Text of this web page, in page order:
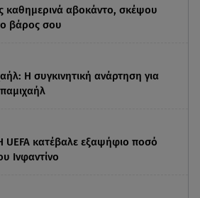
καθημερινά αβοκάντο, σκέψου
βάρος σου
Η συγκινητική ανάρτηση για
κατέβαλε εξαψήφιο ποσό
Ινφαντίνο